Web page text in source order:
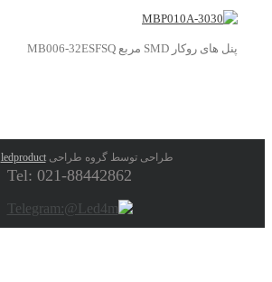
پنل های روکار SMD مربع MB006-32ESFSQ
طراحی توسط گروه طراحی led4m :ledproduct
Tel: 021-88442862